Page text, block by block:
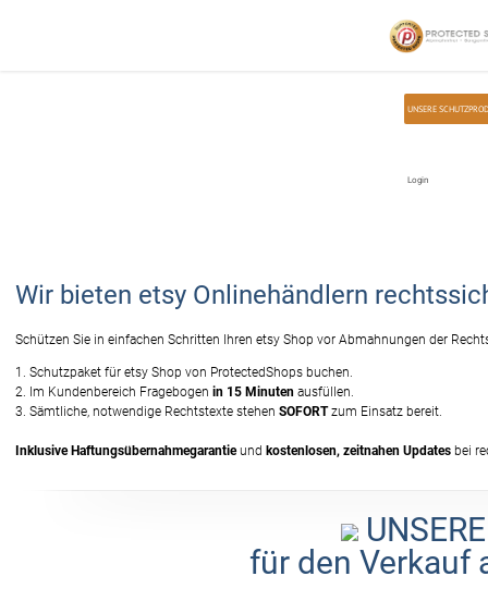
UNSERE
Login
Wir bieten etsy Onlinehändlern
Schützen Sie in einfachen Schritten Ihren etsy Shop vor Abmahnungen der
1. Schutzpaket für etsy Shop von ProtectedShops buchen.
2. Im Kundenbereich Fragebogen in 15 Minuten ausfüllen.
3. Sämtliche, notwendige Rechtstexte stehen SOFORTzum Einsatz bereit.
Inklusive Haftungsübernahmegarantieund kostenlosen, zeitnahen Updates bei
für den Verkauf